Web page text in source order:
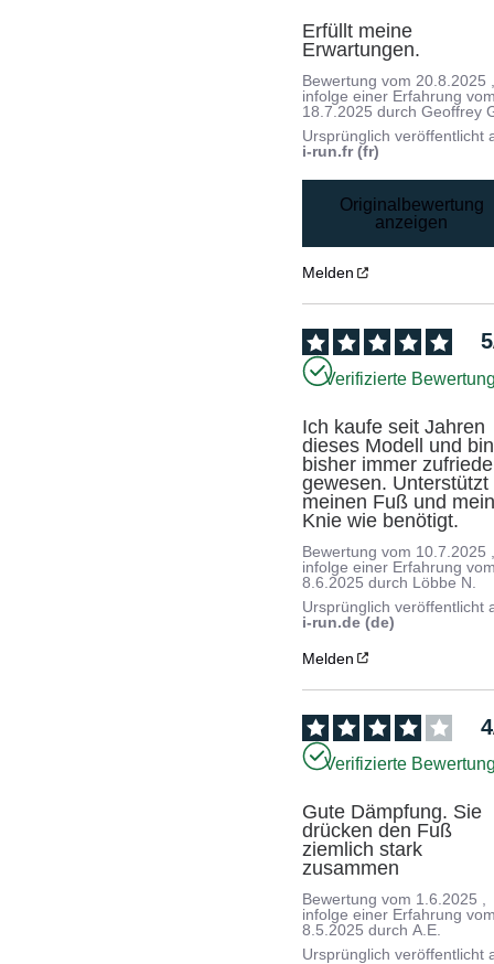
Erfüllt meine
Erwartungen.
Bewertung vom 20.8.2025
infolge einer Erfahrung
18.7.2025 durchGeoffrey
Ursprünglich veröffentlicht
i-run.fr (fr)
Originalbewertung
anzeigen
Melden
5
Verifizierte
Ich kaufe seit Jahren
dieses Modell und bin
bisher immer
gewesen. Unterstützt
meinen Fuß und
Knie wie benötigt.
Bewertung vom 10.7.2025
infolge einer Erfahrung
8.6.2025 durch Löbbe N.
Ursprünglich veröffentlicht
i-run.de (de)
Melden
4
Verifizierte
Gute Dämpfung. Sie
drücken den Fuß
ziemlich stark
zusammen
Bewertung vom 1.6.2025
infolge einer Erfahrung
8.5.2025 durchA.E.
Ursprünglich veröffentlicht